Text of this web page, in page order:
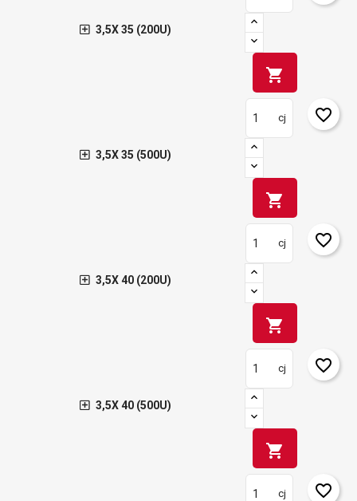
3,5X 35 (200U)
shopping_cart
3,5X 35 (500U)
cj
shopping_cart
favorite_border
3,5X 40 (200U)
cj
shopping_cart
favorite_border
3,5X 40 (500U)
cj
shopping_cart
favorite_border
cj favorite_border